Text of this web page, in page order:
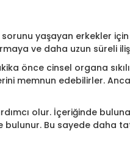
yaşayan erkekler
ve daha uzun süreli
önce cinsel organa
memnun edebilirler.
olur. İçeriğinde
bulunur. Bu sayede daha